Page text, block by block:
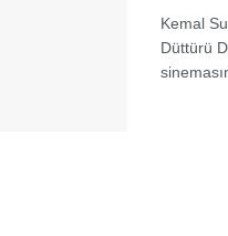
Kemal
Düttürü